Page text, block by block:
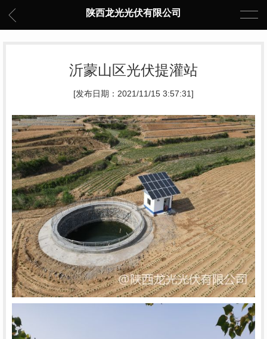
陕西龙光光伏有限公司
沂蒙山区光伏提灌站
[发布日期：2021/11/15 3:57:31]